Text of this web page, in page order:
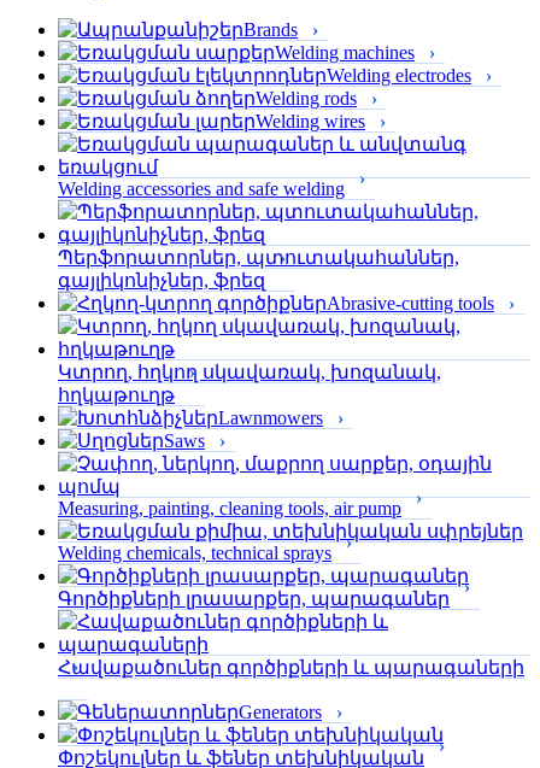
Brands
Welding machines
Welding electrodes
Welding rods
Welding wires
Welding accessories and safe welding
Պերֆորա­տորներ, պտուտակահաններ,
գայլիկոնիչներ, ֆրեզ
Abrasive-cutting tools
Կտրող, հղկող սկավառակ, խոզանակ,
հղկաթուղթ
Lawnmowers
Saws
Measuring, painting, cleaning tools, air pump
Welding chemicals, technical sprays
Գործիքների լրասարքեր, պարագաներ
Հավաքածուներ գործիքների և պարագաների
Generators
Փոշեկուլներ և ֆեներ տեխնիկական